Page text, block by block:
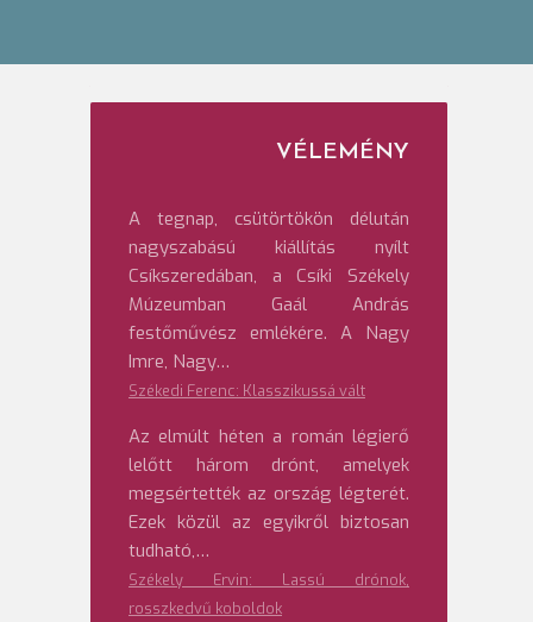
VÉLEMÉNY
A tegnap, csütörtökön délután
nagyszabású kiállítás nyílt
Csíkszeredában, a Csíki Székely
Múzeumban Gaál András
festőművész emlékére. A Nagy
Imre, Nagy…
Székedi Ferenc: Klasszikussá vált
Az elmúlt héten a román légierő
lelőtt három drónt, amelyek
megsértették az ország légterét.
Ezek közül az egyikről biztosan
tudható,…
Székely Ervin: Lassú drónok,
rosszkedvű koboldok